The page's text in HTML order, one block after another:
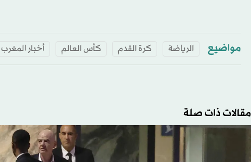
مواضيع الرياضة كرة القدم كأس العالم أخبار المغرب
مقالات ذات صلة